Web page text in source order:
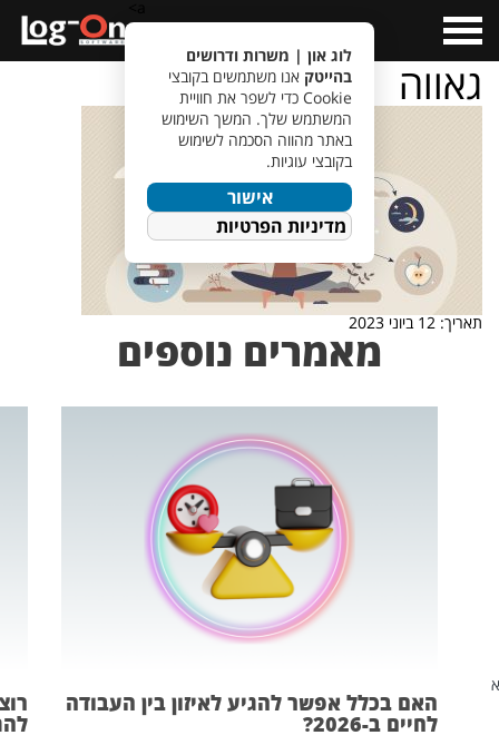
Menu
גאווה
תאריך: 12 ביוני 2023
מאמרים נוספים
האם בכלל אפשר להגיע לאיזון בין העבודה
לחיים ב-2026?
לוג און | משרות ודרושים
בהייטק אנו משתמשים בקובצי
Cookie כדי לשפר את חוויית
המשתמש שלך. המשך השימוש
באתר מהווה הסכמה לשימוש
בקובצי עוגיות.
אישור
מדיניות הפרטיות